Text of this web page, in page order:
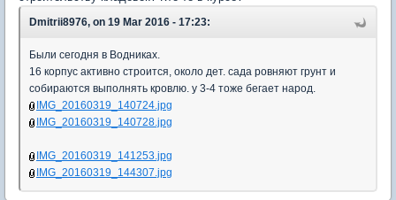
Dmitrii8976, on 19 Mar 2016 - 17:23:
Были сегодня в Водниках.
16 корпус активно строится, около дет. сада ровняют грунт и
собираются выполнять кровлю. у 3-4 тоже бегает народ.
IMG_20160319_140724.jpg
IMG_20160319_140728.jpg
IMG_20160319_141253.jpg
IMG_20160319_144307.jpg